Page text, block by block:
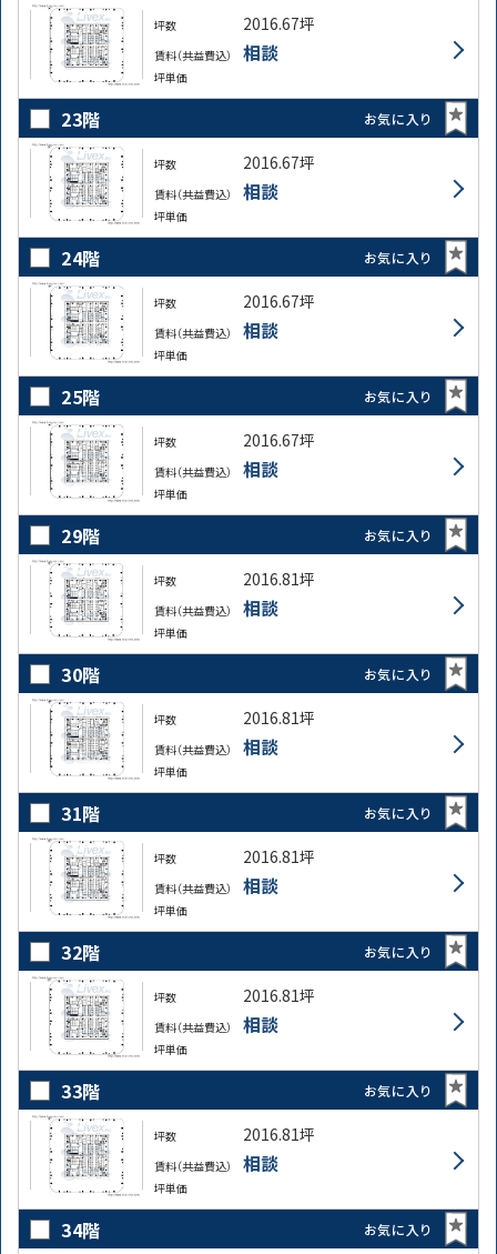
坪数 2016.67坪
賃料（共益費込） 相談
坪単価
23階 お気に入り
坪数 2016.67坪
賃料（共益費込） 相談
坪単価
24階 お気に入り
坪数 2016.67坪
賃料（共益費込） 相談
坪単価
25階 お気に入り
坪数 2016.67坪
賃料（共益費込） 相談
坪単価
29階 お気に入り
坪数 2016.81坪
賃料（共益費込） 相談
坪単価
30階 お気に入り
坪数 2016.81坪
賃料（共益費込） 相談
坪単価
31階 お気に入り
坪数 2016.81坪
賃料（共益費込） 相談
坪単価
32階 お気に入り
坪数 2016.81坪
賃料（共益費込） 相談
坪単価
33階 お気に入り
坪数 2016.81坪
賃料（共益費込） 相談
坪単価
34階 お気に入り